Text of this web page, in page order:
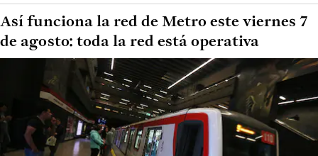
Así funciona la red de Metro este viernes 7
de agosto: toda la red está operativa